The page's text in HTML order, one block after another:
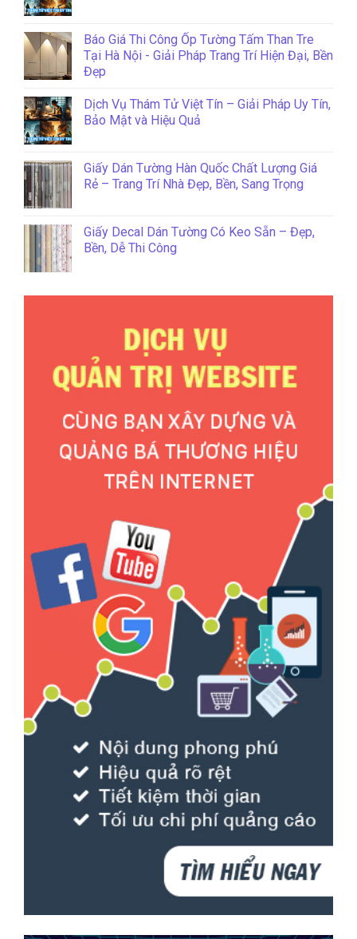
Báo Giá Thi Công Ốp Tường Tấm Than Tre
Tại Hà Nội - Giải Pháp Trang Trí Hiện Đại, Bền
Đẹp
Dịch Vụ Thám Tử Việt Tín – Giải Pháp Uy Tín,
Bảo Mật và Hiệu Quả
Giấy Dán Tường Hàn Quốc Chất Lượng Giá
Rẻ – Trang Trí Nhà Đẹp, Bền, Sang Trọng
Giấy Decal Dán Tường Có Keo Sẵn – Đẹp,
Bền, Dễ Thi Công